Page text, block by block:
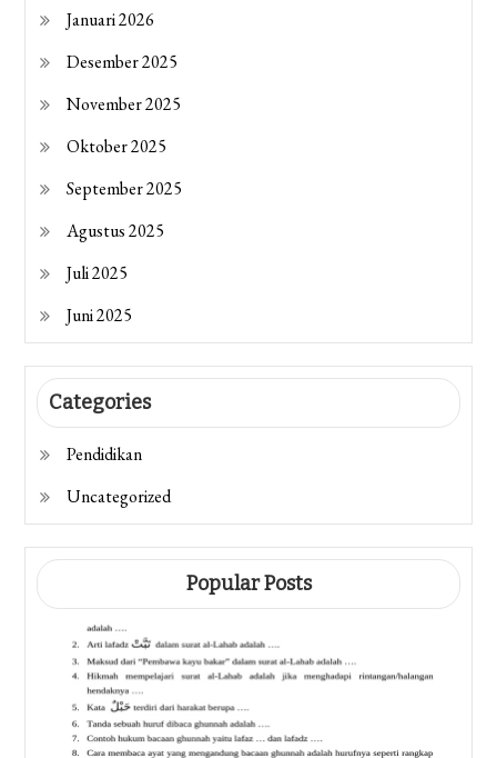
Januari 2026
Desember 2025
November 2025
Oktober 2025
September 2025
Agustus 2025
Juli 2025
Juni 2025
Categories
Pendidikan
Uncategorized
Popular Posts